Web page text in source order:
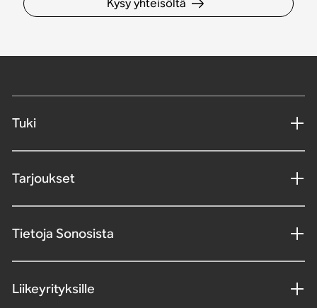
Kysy yhteisöltä
Tuki
Tarjoukset
Tietoja Sonosista
Liikeyrityksille